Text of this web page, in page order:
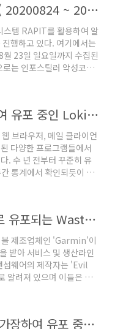
08/26 Button01_[2020
09/03 [양식] 개인정보이
리소스 영..
ASEC 주간 악성코드 통계 ( 20200824 ~ 20200830 )
스템 RAPIT를 활용하여 알
행하고 있다. 여기에서는
23일 일요일까지 수집된
는 인포스틸러 악성코드
12.1%, 차지하였다.
가 2.1%로 그 뒤를 따랐
차지하며 이번 주 1위
이며 스팸 메일을..
구매 주문서 메일로 위장하여 유포 중인 Lokibot 악성코드
브라우저, 메일 클라이언
다양한 프로그램들에서
. 수 년 전부터 꾸준히 유
통계에서 확인되듯이 최
코드 통계 ( 20200817
대한 분류 및 대응을 진행
월요일부터 2020년 8월
Lokibot은 최
[주의] 특정 기업을 타깃으로 유포되는 WastedLocker 랜섬웨어
블 제조업체인 'Garmin'이
받아 서비스 및 생산라인
섬웨어의 제작자는 'Evil
알려져 있으며 이들은 특
랜섬웨어를 배포한
전형적인 랜섬웨어의 특코로나19 보호장비 업체를 가장하여 유포 중인 Emotet 악성코드